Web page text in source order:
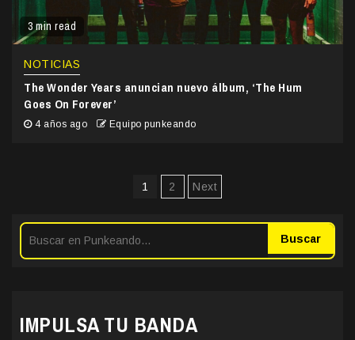
3 min read
NOTICIAS
The Wonder Years anuncian nuevo álbum, ‘The Hum
Goes On Forever’
4 años ago Equipo punkeando
Paginación
entradas
1 2 Next
Buscar
IMPULSA TU BANDA